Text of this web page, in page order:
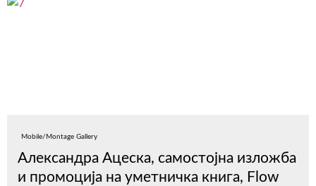
Mobile/Montage Gallery
Александра Ацеска, самостојна изложба
и промоција на уметничка книга, Flow